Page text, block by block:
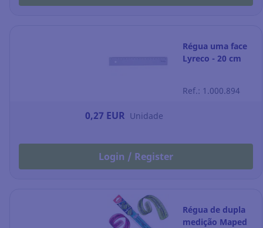
Régua uma face
Lyreco - 20 cm
Ref.: 1.000.894
0,27 EUR Unidade
Login / Register
Régua de dupla
medição Maped